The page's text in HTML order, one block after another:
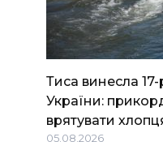
Тиса винесла
України:
врятувати
05.08.2026